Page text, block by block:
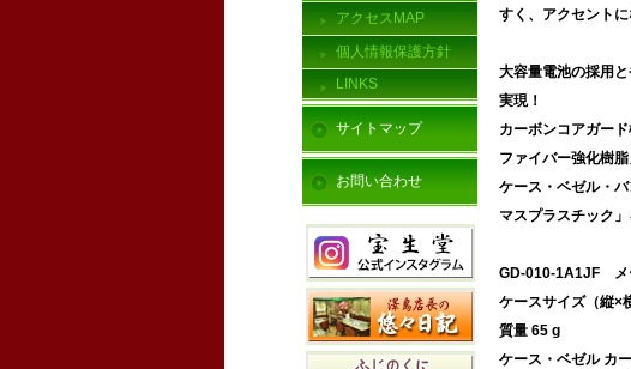
すく、アクセントに
大容量電池の採用
実現！
カーボンコアガー
ファイバー強化樹脂
ケース・ベゼル・
マスプラスチック」
GD-010-1A1JF メ
ケースサイズ（縦×
質量 65 g
ケース・ベゼル カ
アクセスMAP
個人情報保護方針
LINKS
サイトマップ
お問い合わせ